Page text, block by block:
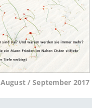
August / September 2017